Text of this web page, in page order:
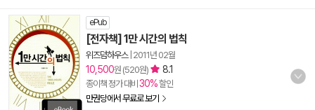
ePub
[전자책] 1만 시간의 법칙
위즈덤하우스| 2011년 02월
10,500원 (520원) 8.1
종이책 정가 대비 30%할인
만권당에서 무료로 보기